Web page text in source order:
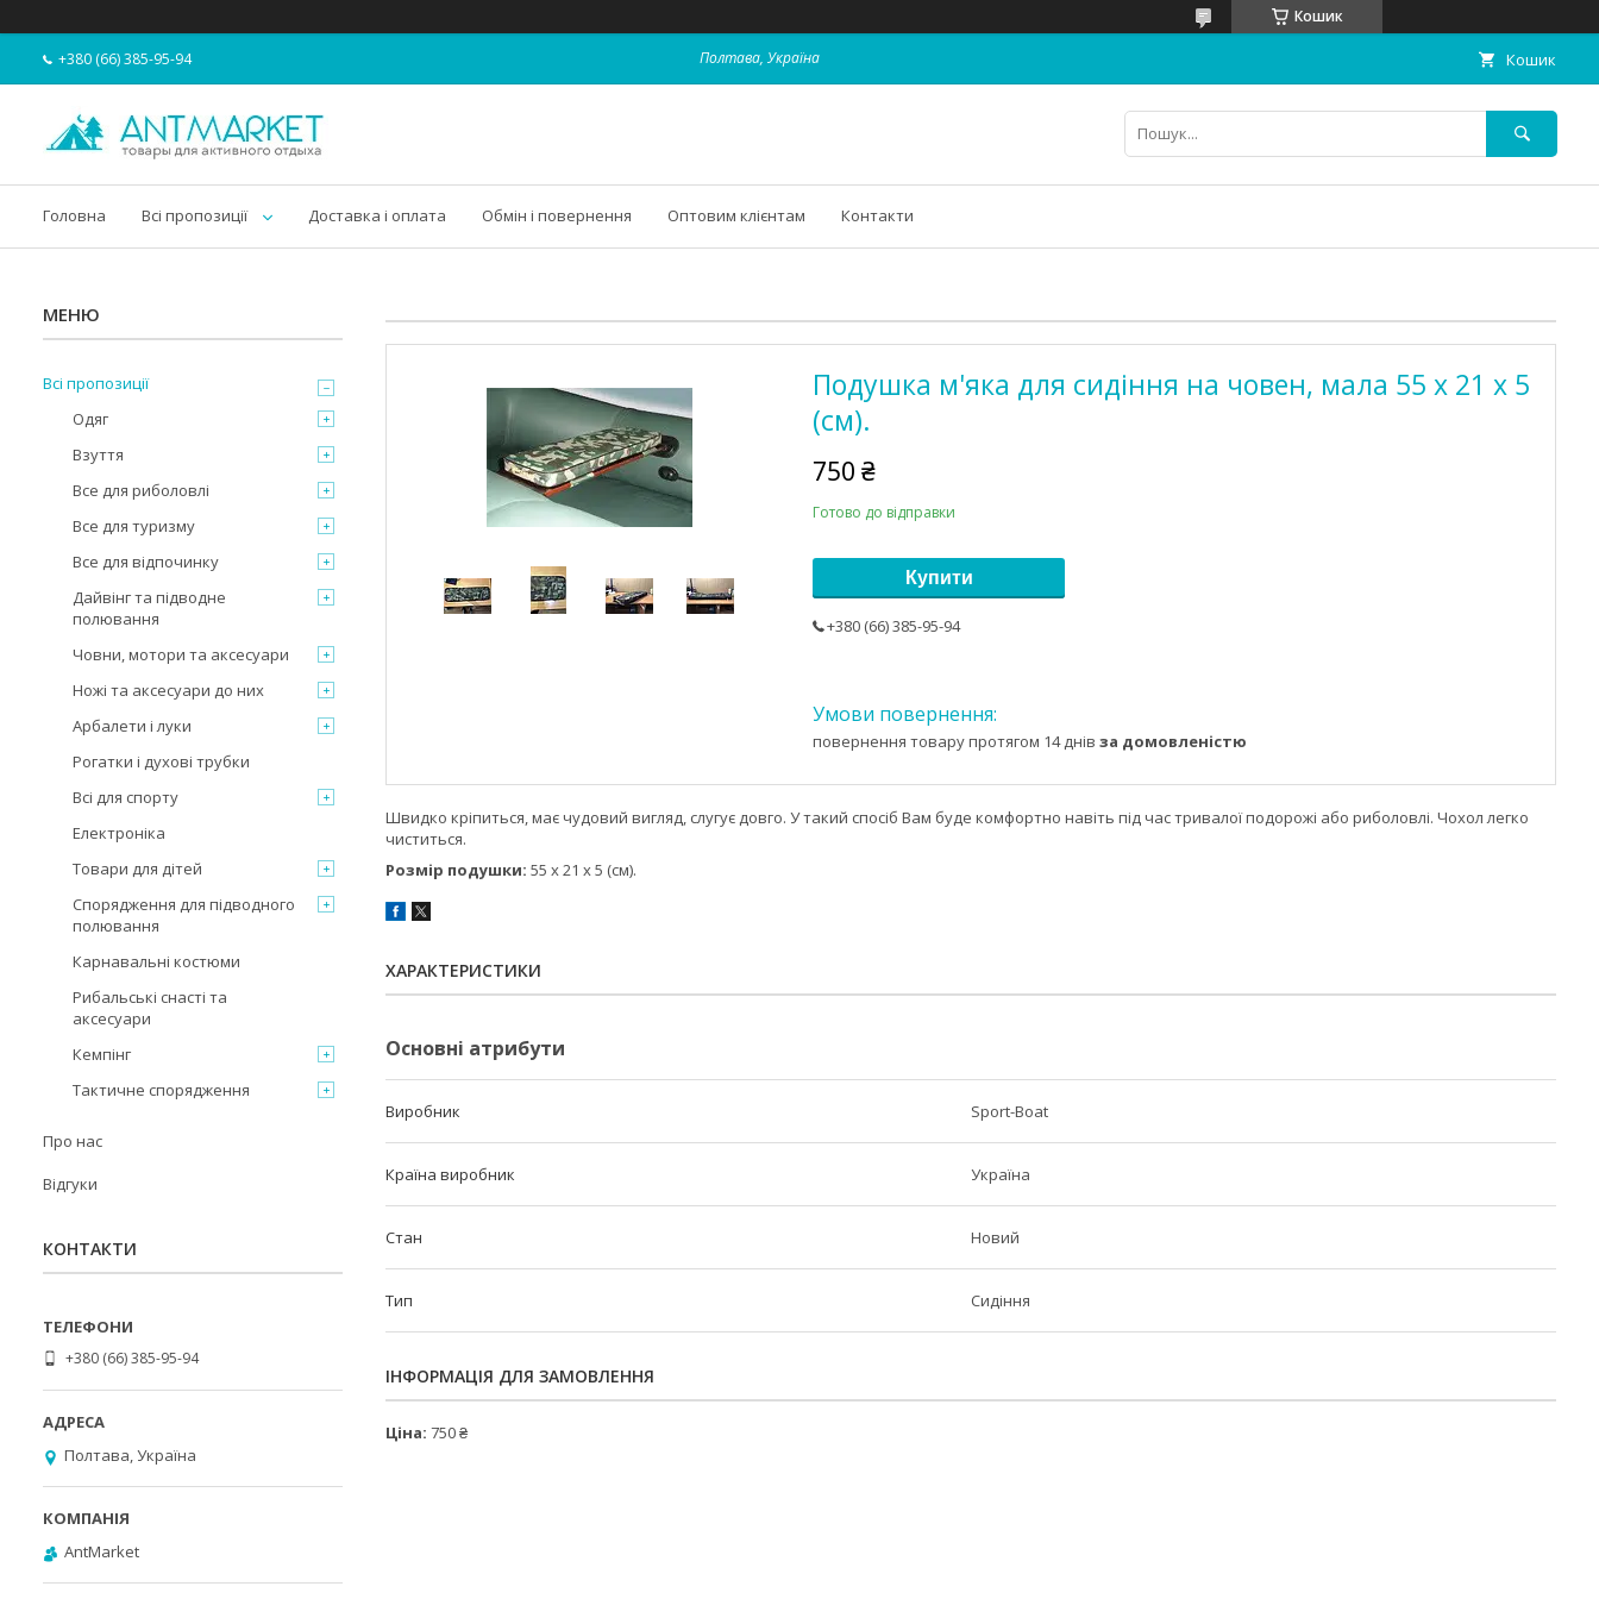
Кошик
+380 (66) 385-95-94 Полтава, Україна Кошик
Головна Всі пропозиції Доставка і оплата Обмін і повернення Оптовим клієнтам Контакти
Подушка м'яка для сидіння на човен, мала 55 х 21 х 5
(см).
750 ₴
Готово до відправки
Купити
+380 (66) 385-95-94
повернення товару протягом 14 днів за домовленістю
Швидко кріпиться, має чудовий вигляд, слугує довго. У такий спосіб Вам буде комфортно навіть під час тривалої подорожі або риболовлі. Чохол легко
чиститься.
Розмір подушки: 55 х 21 х 5 (см).
ХАРАКТЕРИСТИКИ
Основні атрибути
Виробник Sport-Boat
Країна виробник Україна
Стан Новий
Тип Сидіння
ІНФОРМАЦІЯ ДЛЯ ЗАМОВЛЕННЯ
Ціна: 750 ₴
Всі пропозиції
Одяг
Взуття
Все для риболовлі
Все для туризму
Все для відпочинку
Дайвінг та підводне
полювання
Човни, мотори та аксесуари
Ножі та аксесуари до них
Арбалети і луки
Рогатки і духові трубки
Всі для спорту
Електроніка
Товари для дітей
Спорядження для підводного
полювання
Карнавальні костюми
Рибальські снасті та
аксесуари
Кемпінг
Тактичне спорядження
Про нас
Відгуки
КОНТАКТИ
+380 (66) 385-95-94
Полтава, Україна
AntMarket